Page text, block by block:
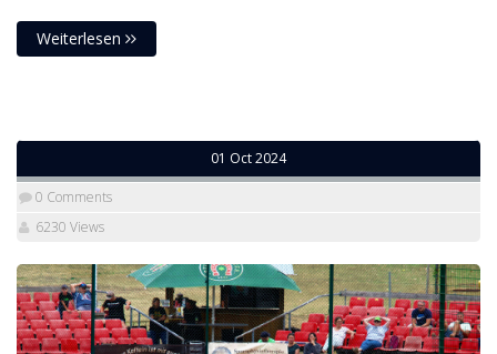
Weiterlesen
01 Oct 2024
0 Comments
6230 Views